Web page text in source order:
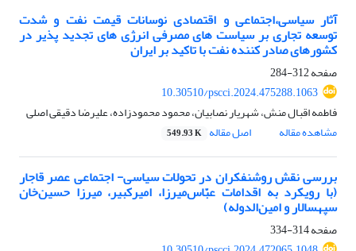
آثار سیاسی،اجتماعی و اقتصادی نوسانات قیمت نفت و شدت
توسعه تجاری بر سیاست های مصرفی انرژی های تجدید پذیر در
کشورهای صادر کننده نفت با تاکید بر ایران
صفحه312-284
10.30510/pscci.2024.475288.1063
فاطمه اقبال منش، شهریار نصابیان، محمود محمودزاده، علیرضا دقیقی اصلی
مشاهده مقاله
اصل مقاله 549.93 K
بررسی نقش روشنفکران در تحولات سیاسی- اجتماعی عصر قاجار
(با رویکرد به اقدامات عبّاس‌میرزا، امیرکبیر، میرزا حسین‌خان
سپهسالار و امین‌الدوله)
صفحه314-334